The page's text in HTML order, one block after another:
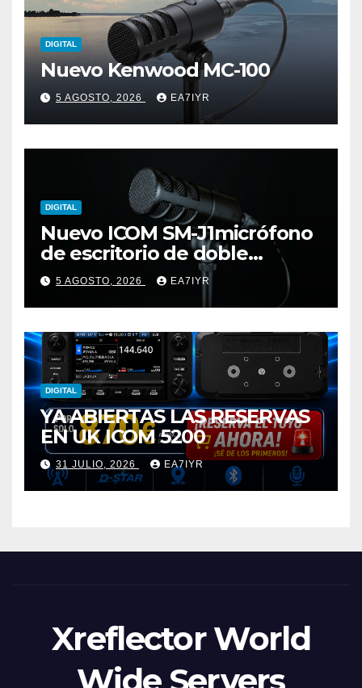
DIGITAL
Nuevo Kenwood MC-100
5 AGOSTO, 2026 EA7IYR
DIGITAL
Nuevo ICOM SM-J1micrófono
de escritorio de doble
elemento premium
5 AGOSTO, 2026 EA7IYR
DIGITAL
YA ABIERTAS LAS RESERVAS
EN UK ICOM 5200
31 JULIO, 2026 EA7IYR
Xreflector World